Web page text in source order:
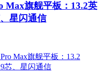
Max旗舰平板：13.2英
星闪通信